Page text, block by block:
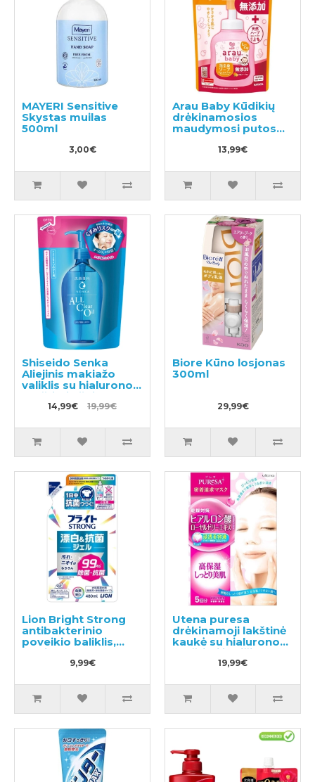
MAYERI Sensitive
Skystas muilas
500ml
3,00€
Arau Baby Kūdikių
drėkinamosios
maudymosi putos
13,99€
Shiseido Senka
Aliejinis makiažo
valiklis su hialurono
rūgštimi užpildas
180ml14,99€ 19,99€
Biore Kūno losjonas
300ml
29,99€
Lion Bright Strong
antibakterinio
poveikio baliklis,
papildymas 480ml
9,99€
Utena puresa
drėkinamoji lakštinė
kaukė su hialurono
rūgštimi ir bičių
pieneliu 5vnt
19,99€